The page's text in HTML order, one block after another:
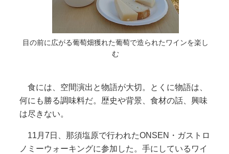
目の前に広がる葡萄畑獲れた葡萄で造られたワインを楽し
む
食には、空間演出と物語が大切。とくに物語は、
何にも勝る調味料だ。歴史や背景、食材の話、興味
は尽きない。
11月7日、那須塩原で行われたONSEN・ガストロ
ノミーウォーキングに参加した。手にしているワイ